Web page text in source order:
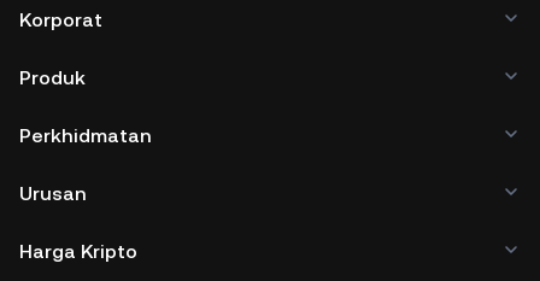
Korporat
Produk
Perkhidmatan
Urusan
Harga Kripto